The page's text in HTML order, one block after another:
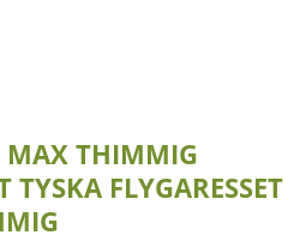
MAX THIMMIG
FLYGARESSET